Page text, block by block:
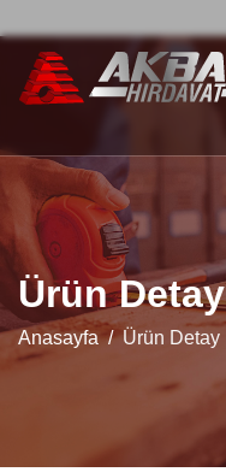
Ürün Detay
Anasayfa Ürün Detay